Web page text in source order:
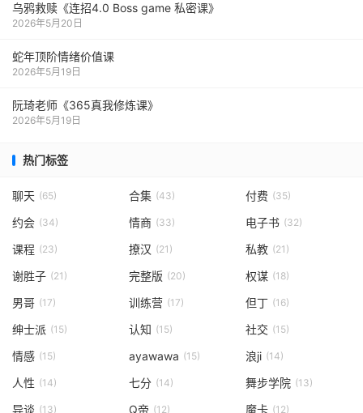
乌鸦救赎《连招4.0 Boss game 私密课》
2026年5月20日
蛇年顶阶情绪价值课
2026年5月19日
阮琦老师《365真我修炼课》
2026年5月19日
热门标签
聊天 (65) 合集 (43) 付费 (35)
约会 (34) 情商 (33) 电子书 (32)
课程 (23) 撩汉 (21) 私教 (21)
谢胜子 (21) 完整版 (20) 权谋 (18)
男哥 (17) 训练营 (17) 但丁 (16)
绅士派 (15) 认知 (15) 社交 (15)
情感 (15) ayawawa (15) 浪ji (14)
人性 (14) 七分 (14) 舞步学院 (13)
异谈 (13) Q帝 (12) 魔卡 (12)